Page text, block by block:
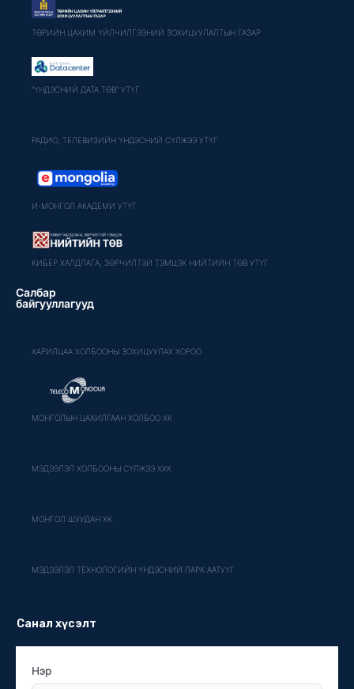
ТӨРИЙН ЦАХИМ ҮЙЛЧИЛГЭЭНИЙ ЗОХИЦУУЛАЛТЫН ГАЗАР
"ҮНДЭСНИЙ ДАТА ТӨВ" УТҮГ
РАДИО, ТЕЛЕВИЗИЙН ҮНДЭСНИЙ СҮЛЖЭЭ УТҮГ
И-МОНГОЛ АКАДЕМИ УТҮГ
КИБЕР ХАЛДЛАГА, ЗӨРЧИЛТЭЙ ТЭМЦЭХ НИЙТИЙН ТӨВ УТҮГ
Салбар
байгууллагууд
ХАРИЛЦАА ХОЛБООНЫ ЗОХИЦУУЛАХ ХОРОО
МОНГОЛЫН ЦАХИЛГААН ХОЛБОО ХК
МЭДЭЭЛЭЛ ХОЛБООНЫ СҮЛЖЭЭ ХХК
МОНГОЛ ШУУДАН ХК
МЭДЭЭЛЭЛ ТЕХНОЛОГИЙН ҮНДЭСНИЙ ПАРК ААТУҮГ
Санал хүсэлт
Нэр